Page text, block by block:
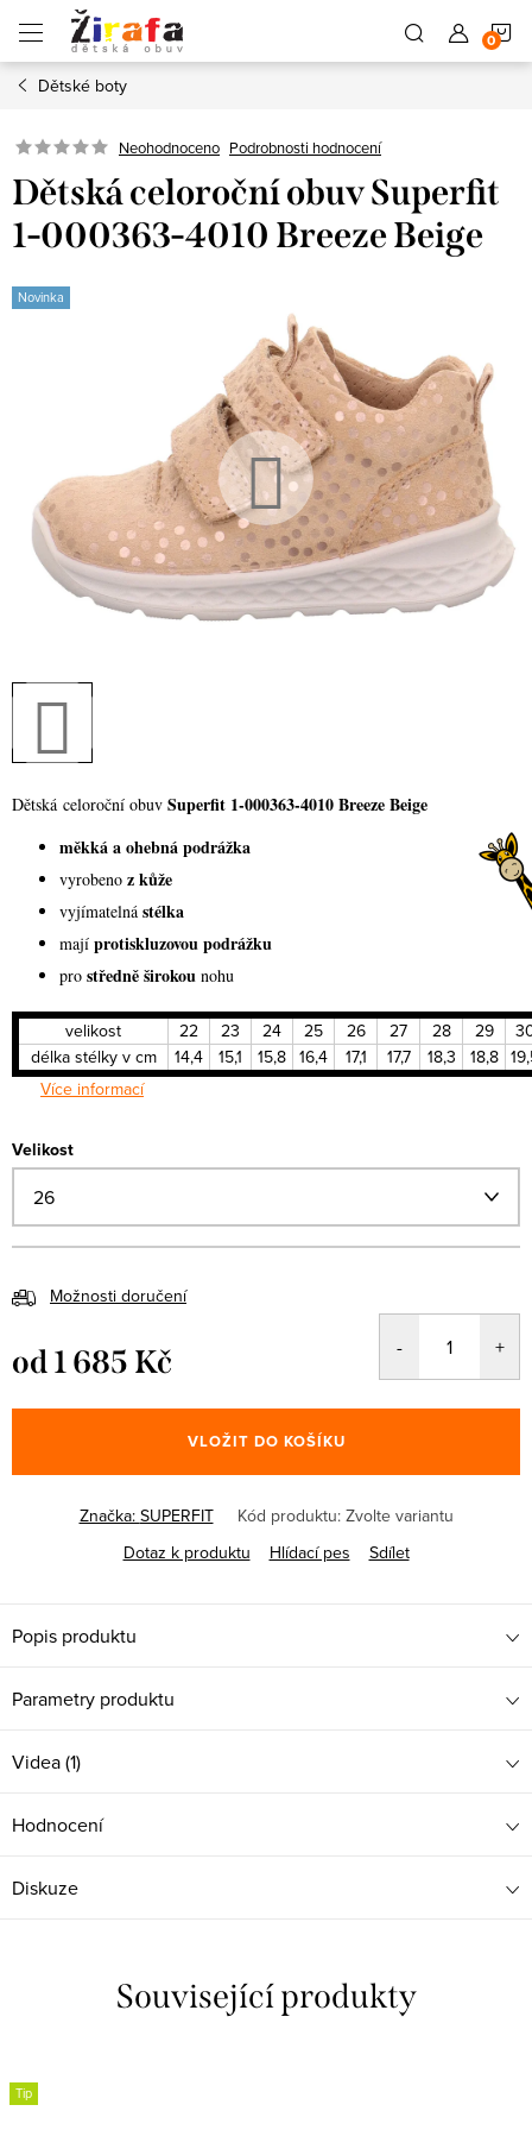
obsah
Dětské boty
Neohodnoceno Podrobnosti hodnocení
Dětská celoroční obuv Superfit
1-000363-4010 Breeze Beige
Novinka
Dětská celoroční obuv Superfit 1-000363-4010 Breeze Beige
měkká a ohebná podrážka
vyrobeno z kůže
vyjímatelná stélka
mají protiskluzovou podrážku
pro středně širokou nohu
velikost 22 23 24 25 26 27 28 29
délka stélky v cm
14,4 15,1 15,8 16,4 17,1 17,7 18,3 18,8
Více informací
Velikost
Možnosti doručení
od1 685 Kč
cena:
VLOŽIT DO KOŠÍKU
Značka: SUPERFIT Kód produktu: Zvolte variantu
Dotaz k produktu
Hlídací pes Sdílet
Popis produktu
Parametry produktu
Videa (1)
Hodnocení
Diskuze
Související produkty
Tip